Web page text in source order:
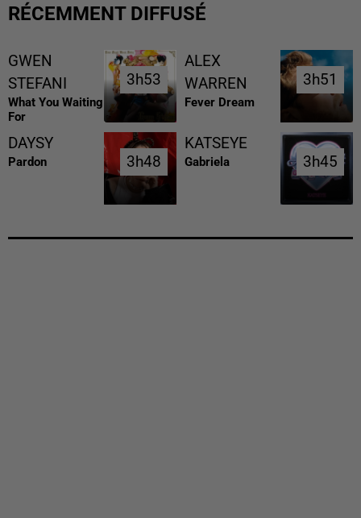
RÉCEMMENT DIFFUSÉ
GWEN
STEFANI
What You Waiting
For
3h53
3h53
ALEX
WARREN
Fever Dream
3h51
3h51
DAYSY
Pardon 3h48
3h48
KATSEYE
Gabriela 3h45
3h45